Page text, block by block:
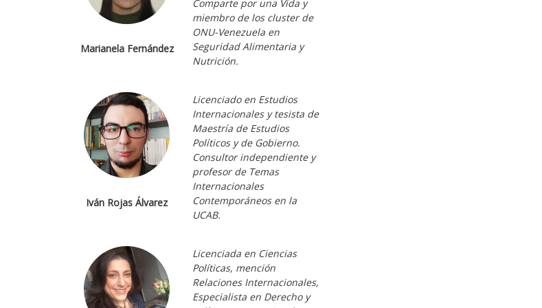
Marianela Fernández
Comparte por una Vida y
miembro de los cluster de
ONU-Venezuela en
Seguridad Alimentaria y
Nutrición.
Iván Rojas Álvarez
Licenciado en Estudios
Internacionales y tesista de
Maestría de Estudios
Políticos y de Gobierno.
Consultor independiente y
profesor de Temas
Internacionales
Contemporáneos en la
UCAB.
Licenciada en Ciencias
Políticas, mención
Relaciones Internacionales,
Especialista en Derecho y